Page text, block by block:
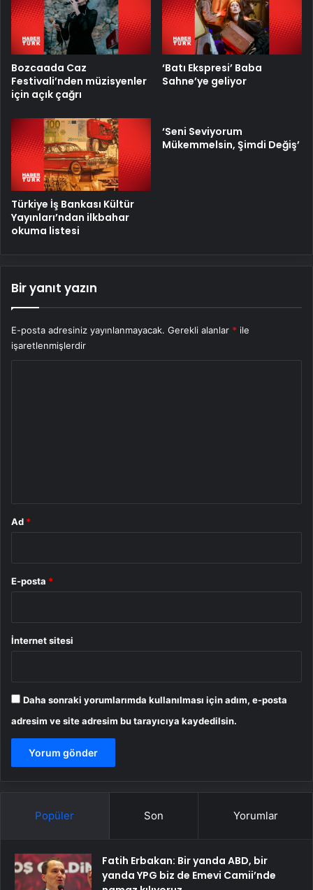
Bozcaada Caz
Festivali’nden müzisyenler
için açık çağrı
‘Batı Ekspresi’ Baba
Sahne’ye geliyor
Türkiye İş Bankası Kültür
Yayınları’ndan ilkbahar
okuma listesi
‘Seni Seviyorum
Mükemmelsin, Şimdi Değiş’
Bir yanıt yazın
E-posta adresiniz yayınlanmayacak. Gerekli alanlar * ile
işaretlenmişlerdir
Ad *
E-posta *
İnternet sitesi
Daha sonraki yorumlarımda kullanılması için adım, e-posta
adresim ve site adresim bu tarayıcıya kaydedilsin.
Popüler Son Yorumlar
Fatih Erbakan: Bir yanda ABD, bir
yanda YPG biz de Emevi Camii’nde